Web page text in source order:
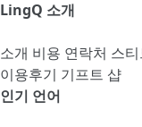
LingQ 소개
소개 비용 연락처 스
이용후기 기프트 샵
인기 언어